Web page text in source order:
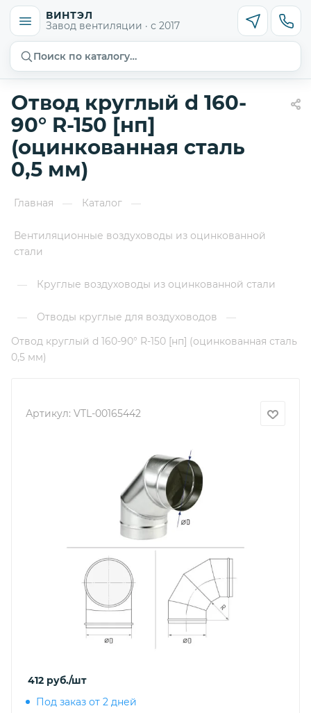
ВИНТЭЛ
Завод вентиляции · с 2017
Поиск по каталогу…
Отвод круглый d 160-
90° R-150 [нп]
(оцинкованная сталь
0,5 мм)
Главная — Каталог —
Вентиляционные воздуховоды из оцинкованной
стали
— Круглые воздуховоды из оцинкованной стали
— Отводы круглые для воздуховодов
—
Отвод круглый d 160-90° R-150 [нп] (оцинкованная сталь
0,5 мм)
Артикул: VTL-00165442
412 руб./шт
Под заказ от 2 дней